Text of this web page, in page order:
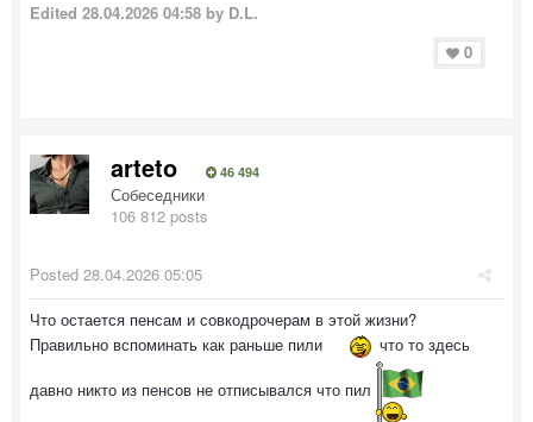
Edited 28.04.2026 04:58 by D.L.
0
arteto 46 494
Собеседники
106 812 posts
Posted 28.04.2026 05:05
Что остается пенсам и совкодрочерам в этой жизни?
Правильно вспоминать как раньше пили
что то здесь
давно никто из пенсов не отписывался что пил